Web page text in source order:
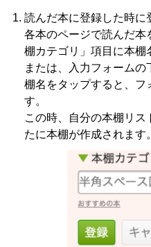
読んだ本に登録した時に
各本のページで読んだ本
棚カテゴリ」項目に本棚
または、入力フォーム
棚名をタップすると、フ
す。
この時、自分の本棚リ
たに本棚が作成されます。